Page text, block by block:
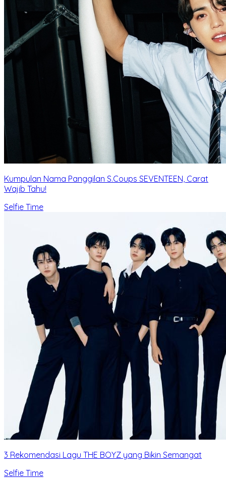
Kumpulan Nama Panggilan S.Coups SEVENTEEN, Carat
Wajib Tahu!
Selfie Time
3 Rekomendasi Lagu THE BOYZ yang Bikin Semangat
Selfie Time